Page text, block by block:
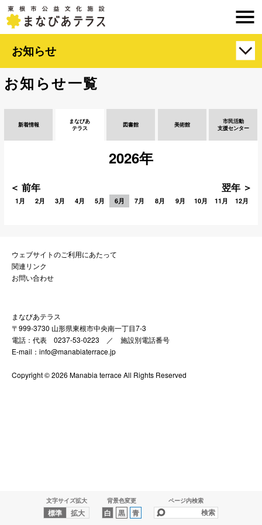
文字サイズ拡大
標準 拡大
背景色変更
白 黒 青
ページ内検索
お知らせ
お知らせ一覧
新着情報
まなびあ
テラス
図書館 美術館
市民活動
支援センター
2026年
＜ 前年 翌年 ＞
1月 2月 3月 4月 5月 6月 7月 8月 9月 10月 11月 12月
ウェブサイトのご利用にあたって
関連リンク
お問い合わせ
まなびあテラス
〒999-3730 山形県東根市中央南一丁目7-3
電話：代表 0237-53-0223 ／ 施設別電話番号
E-mail：info@manabiaterrace.jp
Copyright © 2026 Manabia terrace All Rights Reserved